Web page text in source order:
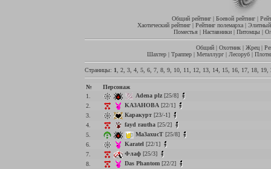
Общий рейтинг| Боевой рейтинг|
Хаотический рейтинг| Рейтинг полемарха|
Поместья | Наставники | Питомцы |
Общий| Охотник| Жрец|
Шахтер| Траппер| Металлург| Лесоруб|
Страницы: 1 2 3 4 5 6 7 8 9 10 11 12 13 14 15 16 17 18 19
№
Персонаж
1.
Adena plz [25/8]
2.
KA3AHOBA [22/1]
3.
Каракурт [23/-1]
4.
fayd rautha [25/2]
5.
Ma3axucT [25/8]
6.
Karatel [22/1]
7.
Флаф [25/3]
8.
Das Phantom [22/2]